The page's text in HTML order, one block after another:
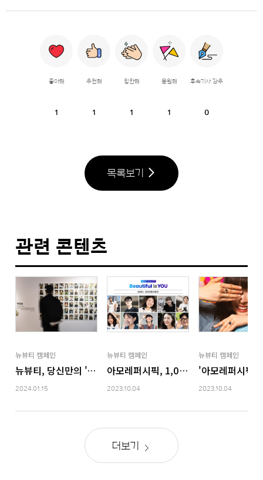
좋아해
1
추천해
1
칭찬해
1
응원해
1
후속기사 강추
0
목록보기
관련 콘텐츠
뉴뷰티 캠페인
뉴뷰티, 당신만의 '나다운 아름다움'은 무엇인가요?
2024.01.15
뉴뷰티 캠페인
아모레퍼시픽, 1,000명의 ‘나다운 아름
2023.10.04
뉴뷰티 캠페인
'아모레퍼시픽
2023.10.04
더보기